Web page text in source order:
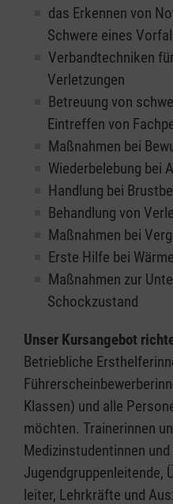
das Erkennen von
Schwere eines
Verbandtechniken
Verletzungen
Betreuung von
Eintreffen von
Maßnahmen bei
Wiederbelebung bei
Handlung bei
Behandlung von
Maßnahmen bei
Erste Hilfe bei
Maßnahmen zur
Schockzustand
Unser Kursangebot
Betriebliche
Klassen) und alle
möchten. Trainerinnen
Medizinstudentinnen
Jugendgruppenleitende,
leiter, Lehrkräfte und